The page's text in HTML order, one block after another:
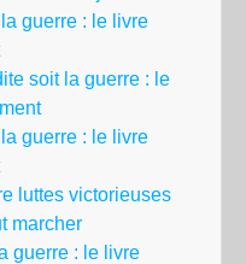
guerre : le livre
soit la guerre : le
guerre : le livre
luttes victorieuses
marcher
guerre : le livre